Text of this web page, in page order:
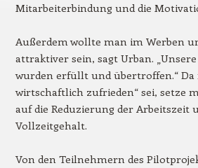
Mitarbeiterbindung und die
Außerdem wollte man im Werben
attraktiver sein, sagt Urban.
wurden erfüllt und übertroffen.“ Da
wirtschaftlich zufrieden“ sei, setze
auf die Reduzierung der Arbeitszeit
Vollzeitgehalt.
Von den Teilnehmern des